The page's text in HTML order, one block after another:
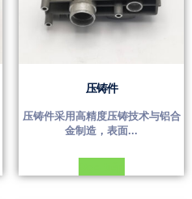
压铸件
压铸件采用高精度压铸技术与铝合
金制造，表面...